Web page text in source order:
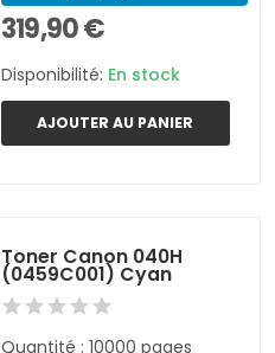
319,90 €
Disponibilité: En stock
AJOUTER AU PANIER
Toner Canon 040H
(0459C001) Cyan
Quantité : 10000 pages